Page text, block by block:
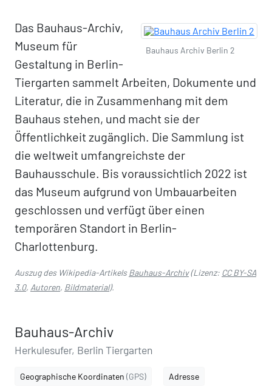
Bauhaus Archiv Berlin 2
Das Bauhaus-Archiv,
Museum für
Gestaltung in Berlin-
Tiergarten sammelt Arbeiten, Dokumente und
Literatur, die in Zusammenhang mit dem
Bauhaus stehen, und macht sie der
Öffentlichkeit zugänglich. Die Sammlung ist
die weltweit umfangreichste der
Bauhausschule. Bis voraussichtlich 2022 ist
das Museum aufgrund von Umbauarbeiten
geschlossen und verfügt über einen
temporären Standort in Berlin-
Charlottenburg.
Auszug des Wikipedia-ArtikelsBauhaus-Archiv(Lizenz: CC BY-SA
3.0, Autoren, Bildmaterial).
Bauhaus-Archiv
Herkulesufer, Berlin Tiergarten
Geographische Koordinaten (GPS) Adresse